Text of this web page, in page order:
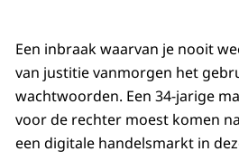
Een inbraak waarvan je nooit
van justitie vanmorgen het
wachtwoorden. Een 34-jarige
voor de rechter moest komen
een digitale handelsmarkt in